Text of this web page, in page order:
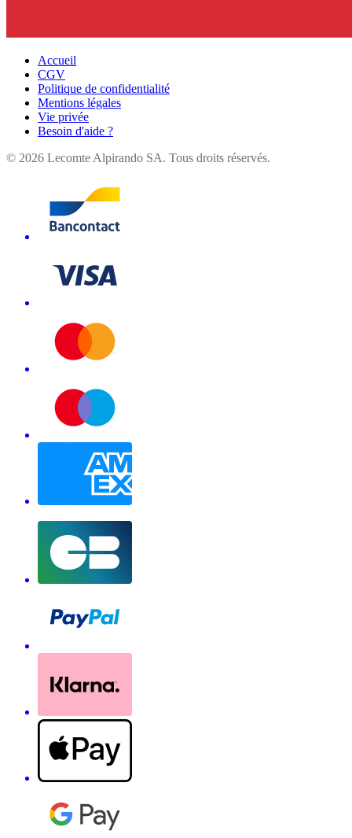
Accueil
CGV
Politique de confidentialité
Mentions légales
Vie privée
Besoin d'aide ?
© 2026 Lecomte Alpirando SA. Tous droits réservés.